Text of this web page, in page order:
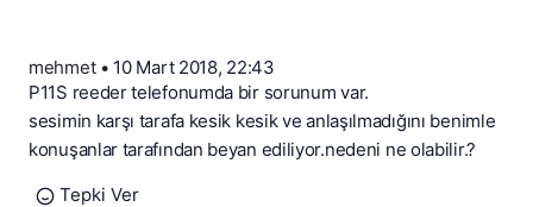
mehmet • 10 Mart 2018, 22:43
P11S reeder telefonumda bir sorunum var.
sesimin karşı tarafa kesik kesik ve anlaşılmadığını benimle
konuşanlar tarafından beyan ediliyor.nedeni ne olabilir.?
Tepki Ver